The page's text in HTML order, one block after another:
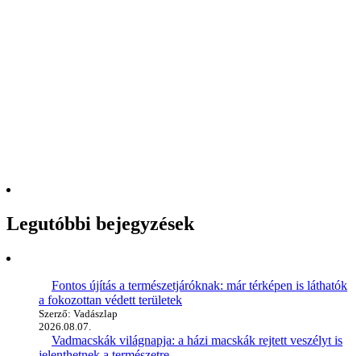
Legutóbbi bejegyzések
Fontos újítás a természetjáróknak: már térképen is láthatók
a fokozottan védett területek
Szerző: Vadászlap
2026.08.07.
Vadmacskák világnapja: a házi macskák rejtett veszélyt is